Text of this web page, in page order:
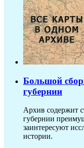
Большой
губернии
Архив содержит
губернии
заинтересуют
истории.